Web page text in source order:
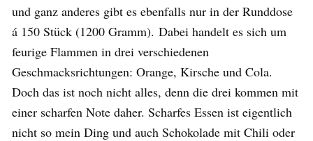
und ganz anderes gibt es ebenfalls nur in der Runddose
á 150 Stück (1200 Gramm). Dabei handelt es sich um
feurige Flammen in drei verschiedenen
Geschmacksrichtungen: Orange, Kirsche und Cola.
Doch das ist noch nicht alles, denn die drei kommen mit
einer scharfen Note daher. Scharfes Essen ist eigentlich
nicht so mein Ding und auch Schokolade mit Chili oder